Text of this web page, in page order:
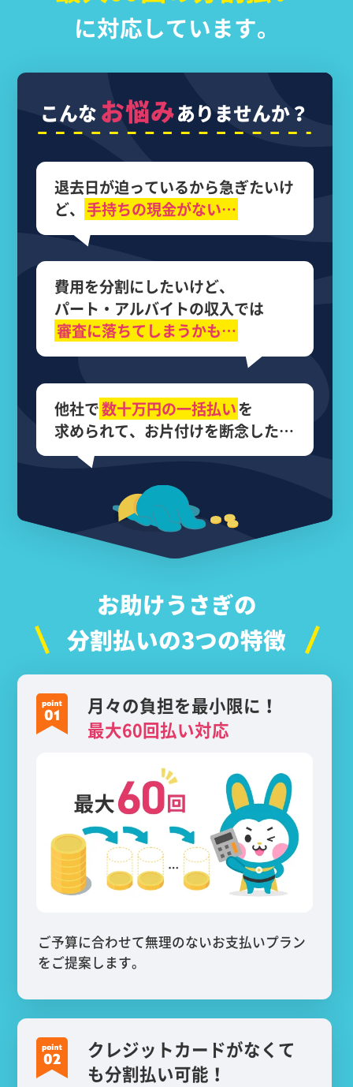
に対応しています。
こんなお悩みありませんか？
退去日が迫っているから急ぎたいけ
ど、 手持ちの現金がない…
費用を分割にしたいけど、
パート・アルバイトの収入では
審査に落ちてしまうかも…
他社で数十万円の一括払いを
求められて、 お片付けを断念した…
お助けうさぎの
分割払いの3つの特徴
月々の負担を最小限に！
最大60回払い対応
ご予算に合わせて無理のないお支払いプラン
をご提案します。
クレジットカードがなくて
も分割払い可能！